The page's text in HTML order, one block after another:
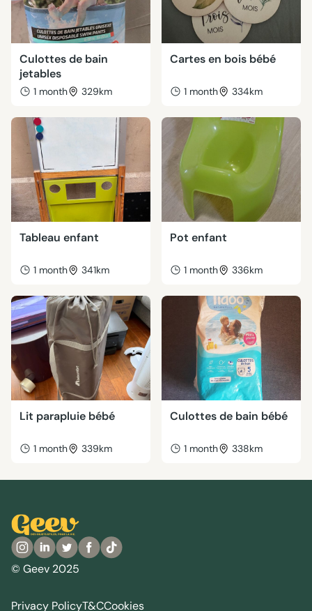
Culottes de bain
jetables
1 month 329km
Cartes en bois bébé
1 month 334km
Tableau enfant
1 month 341km
Pot enfant
1 month 336km
Lit parapluie bébé
1 month 339km
Culottes de bain bébé
1 month 338km
© Geev 2025
Privacy PolicyT&CCookies